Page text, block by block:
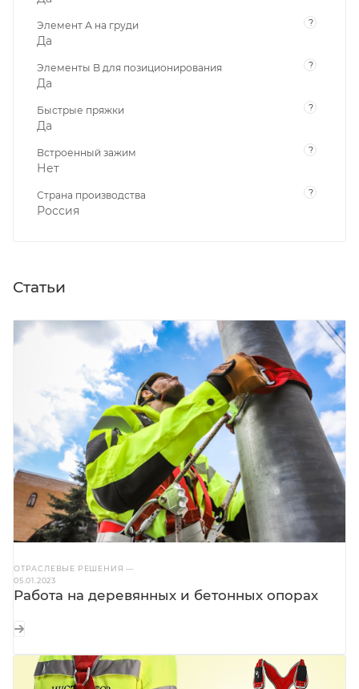
Элемент А на груди ?
Да
Элементы B для позиционирования ?
Да
Быстрые пряжки ?
Да
Встроенный зажим ?
Нет
Страна производства ?
Россия
Статьи
ОТРАСЛЕВЫЕ РЕШЕНИЯ—
05.01.2023
Работа на деревянных и бетонных опорах